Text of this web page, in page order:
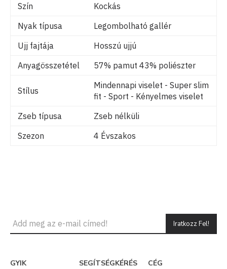
Szín
Kockás
Nyak típusa
Legombolható gallér
Ujj fajtája
Hosszú ujjú
Anyagösszetétel
57% pamut 43% poliészter
Stílus
Mindennapi viselet - Super slim
fit - Sport - Kényelmes viselet
Zseb típusa
Zseb nélküli
Szezon
4 Évszakos
Iratkozz Fel!
GYIK SEGÍTSÉGKÉRÉS CÉG